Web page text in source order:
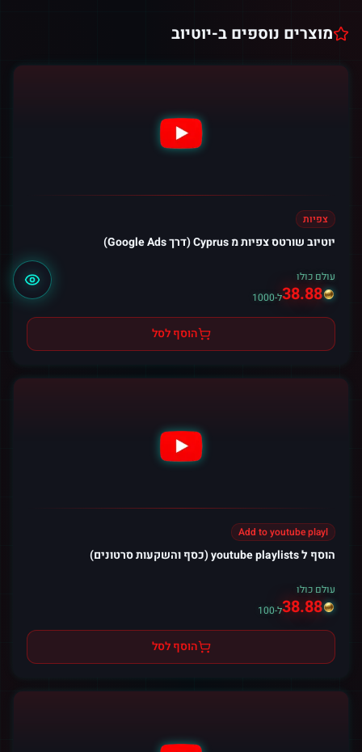
מוצרים נוספים ב-יוטיוב
צפיות
יוטיוב שורטס צפיות מ Cyprus (דרך Google Ads)
עולם כולו
38.88ל-1000
הוסף לסל
Add to youtube playl
הוסף ל youtube playlists (כסף והשקעות סרטונים)
עולם כולו
38.88ל-100
הוסף לסל